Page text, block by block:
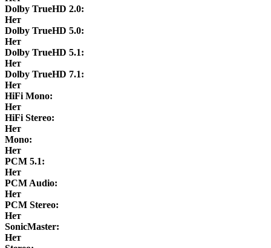
Dolby TrueHD 2.0:
Нет
Dolby TrueHD 5.0:
Нет
Dolby TrueHD 5.1:
Нет
Dolby TrueHD 7.1:
Нет
HiFi Mono:
Нет
HiFi Stereo:
Нет
Mono:
Нет
PCM 5.1:
Нет
PCM Audio:
Нет
PCM Stereo:
Нет
SonicMaster:
Нет